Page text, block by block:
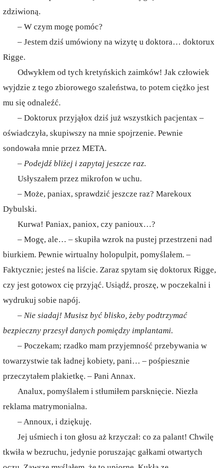
zdziwioną.
– W czym mogę pomóc?
– Jestem dziś umówiony na wizytę u doktora… doktorux
Rigge.
Odwykłem od tych kretyńskich zaimków! Jak człowiek
wyjdzie z tego zbiorowego szaleństwa, to potem ciężko jest
mu się odnaleźć.
– Doktorux przyjąłox dziś już wszystkich pacjentax –
oświadczyła, skupiwszy na mnie spojrzenie. Pewnie
sondowała mnie przez META.
– Podejdź bliżej i zapytaj jeszcze raz.
Usłyszałem przez mikrofon w uchu.
– Może, paniax, sprawdzić jeszcze raz? Marekoux
Dybulski.
Kurwa! Paniax, paniox, czy panioux…?
– Mogę, ale… – skupiła wzrok na pustej przestrzeni nad
biurkiem. Pewnie wirtualny holopulpit, pomyślałem. –
Faktycznie; jesteś na liście. Zaraz spytam się doktorux Rigge,
czy jest gotowox cię przyjąć. Usiądź, proszę, w poczekalni i
wydrukuj sobie napój.
– Nie siadaj! Musisz być blisko, żeby podtrzymać
bezpieczny przesył danych pomiędzy implantami.
– Poczekam; rzadko mam przyjemność przebywania w
towarzystwie tak ładnej kobiety, pani… – pośpiesznie
przeczytałem plakietkę. – Pani Annax.
Analux, pomyślałem i stłumiłem parsknięcie. Niezła
reklama matrymonialna.
– Annoux, i dziękuję.
Jej uśmiech i ton głosu aż krzyczał: co za palant! Chwilę
tkwiła w bezruchu, jedynie poruszając gałkami otwartych